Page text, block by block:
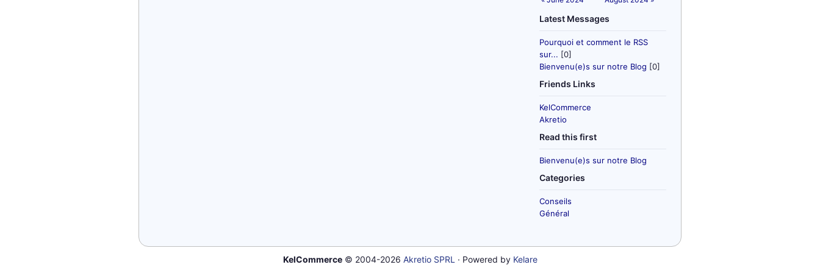
Latest Messages
Pourquoi et comment le RSS
sur... [0]
Bienvenu(e)s sur notre Blog [0]
Friends Links
KelCommerce
Akretio
Read this first
Bienvenu(e)s sur notre Blog
Categories
Conseils
Général
KelCommerce© 2004-2026 Akretio SPRL · Powered by Kelare